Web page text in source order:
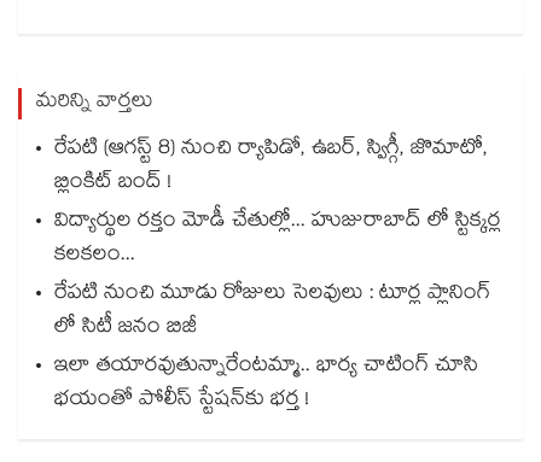
మరిన్ని వార్తలు
రేపటి (ఆగస్ట్ 8) నుంచి ర్యాపిడో, ఉబర్, స్విగ్గీ, జొమాటో,
బ్లింకిట్ బంద్ !
విద్యార్థుల రక్తం మోడీ చేతుల్లో... హుజురాబాద్ లో స్టిక్కర్ల
కలకలం...
రేపటి నుంచి మూడు రోజులు సెలవులు : టూర్ల ప్లానింగ్
లో సిటీ జనం బిజీ
ఇలా తయారవుతున్నారేంటమ్మా.. భార్య చాటింగ్ చూసి
భయంతో పోలీస్ స్టేషన్⁫కు భర్త !